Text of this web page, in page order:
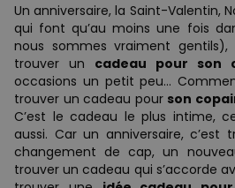
Un anniversaire, la Saint-Valentin,
qui font qu’au moins une fois
nous sommes vraiment
trouver un cadeau pour son
occasions un petit peu…
trouver un cadeau pour son
C’est le cadeau le plus intime,
aussi. Car un anniversaire, c’est
changement de cap, un
trouver un cadeau qui s’accorde